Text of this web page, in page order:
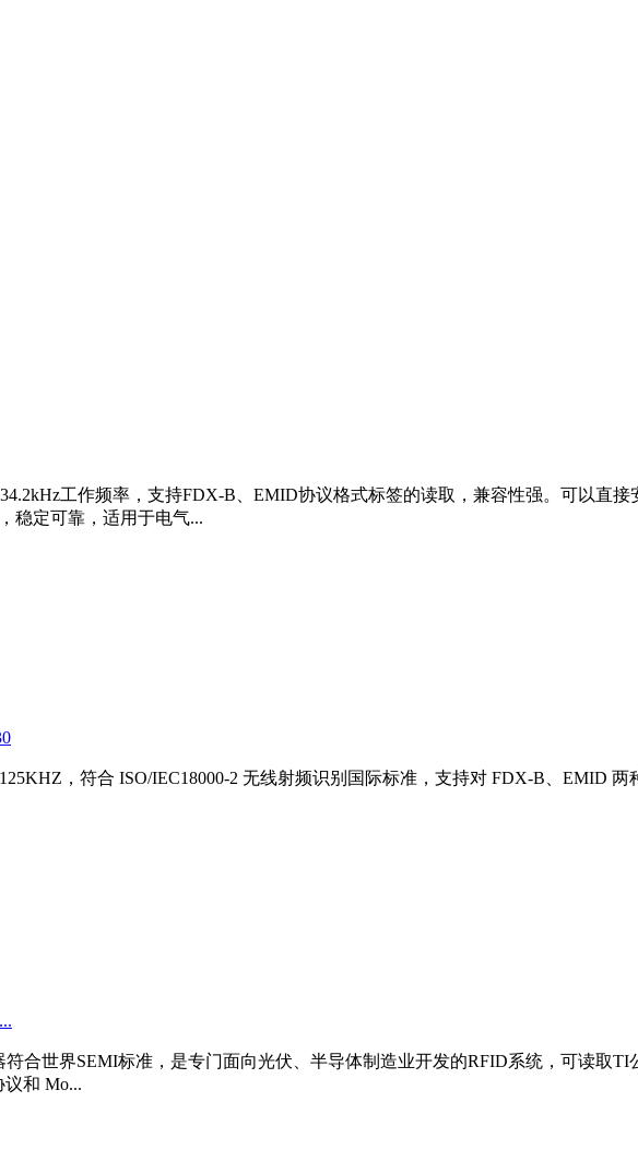
工作频率，支持FDX-B、EMID协议格式标签的读取，兼容性强。可以直
稳定可靠，适用于电气...
，符合 ISO/IEC18000-2 无线射频识别国际标准，支持对 FDX-B、EMID
符合世界SEMI标准，是专门面向光伏、半导体制造业开发的RFID系统，可读取
和 Mo...